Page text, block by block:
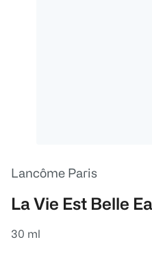
Lancôme Paris
La Vie Est Belle
30 ml